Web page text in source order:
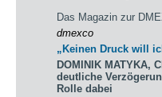
Das Magazin zur
dmexco
„Keinen Druck will
DOMINIK MATYKA,
deutliche
Rolle dabei